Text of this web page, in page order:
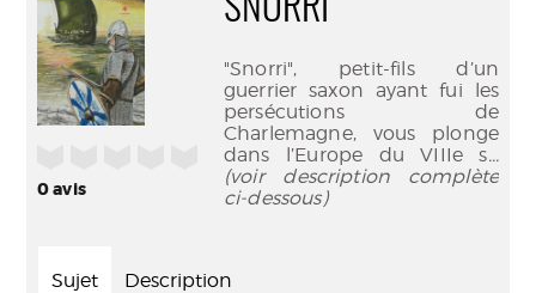
0avis
SNORRI
"Snorri", petit-fils d’un
guerrier saxon ayant fui les
persécutions de
Charlemagne, vous plonge
dans l’Europe du VIIIe s...
(voir description complète
ci-dessous)
Sujet Description